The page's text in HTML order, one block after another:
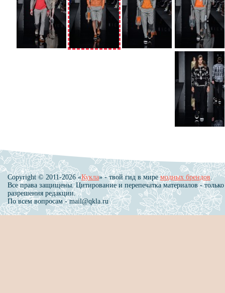
Copyright © 2011-2026 «Кукла» - твой гид в миремодных брендов.
Все права защищены. Цитирование и перепечатка материалов - только
разрешения редакции.
По всем вопросам - mail@qkla.ru